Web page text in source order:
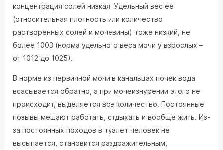
концентрация солей низкая. Удельный вес ее
(относительная плотность или количество
растворенных солей и мочевины) тоже низкий, не
более 1003 (норма удельного веса мочи у взрослых –
от 1012 до 1025).
В норме из первичной мочи в канальцах почек вода
всасывается обратно, а при мочеизнурении этого не
происходит, выделяется все количество. Постоянные
позывы мешают работать, отдыхать и вообще жить. Из-
за постоянных походов в туалет человек не
высыпается, становится раздражительным,